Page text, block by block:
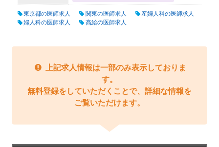
東京都の医師求人 関東の医師求人
産婦人科の医師求人
婦人科の医師求人
高給の医師求人
上記求人情報は一部のみ表示しておりま
す。
無料登録をしていただくことで、詳細な情報を
ご覧いただけます。